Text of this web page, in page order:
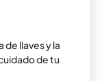
llaves y la
de tu